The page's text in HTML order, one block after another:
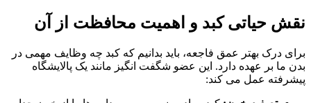
نقش حیاتی کبد و اهمیت محافظت از آن
برای درک بهتر عمق فاجعه، باید بدانیم که کبد چه وظایف مهمی در
بدن ما بر عهده دارد. این عضو شگفت انگیز مانند یک پالایشگاه
پیشرفته عمل می کند: